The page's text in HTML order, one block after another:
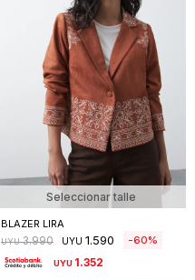
Seleccionar talle
BLAZER LIRA
UYU 3.990 UYU 1.590 60
UYU 1.352